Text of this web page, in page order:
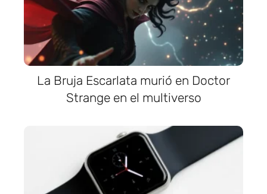
La Bruja Escarlata murió en Doctor
Strange en el multiverso